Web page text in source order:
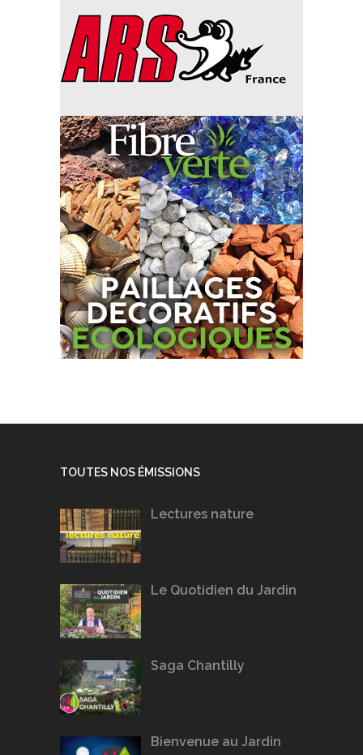
TOUTES NOS ÉMISSIONS
Lectures nature
Le Quotidien du Jardin
Saga Chantilly
Bienvenue au Jardin